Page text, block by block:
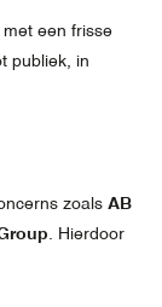
een frisse
publiek, in
zoals AB
. Hierdoor